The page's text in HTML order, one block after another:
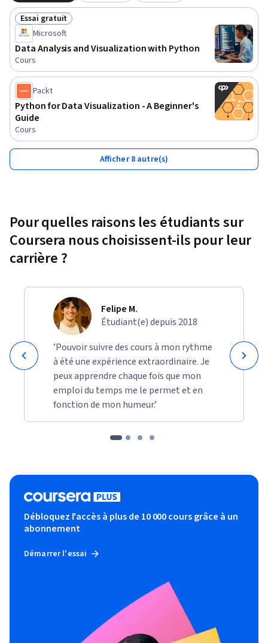
Statut : Essai gratuit
Essai gratuit
Microsoft
Data Analysis and Visualization with Python
Cours
Packt
Python for Data Visualization - A Beginner's
Guide
Cours
Afficher 8 autre(s)
Pour quelles raisons les étudiants sur
Coursera nous choisissent-ils pour leur
carrière ?
Felipe M.
Étudiant(e) depuis 2018
’Pouvoir suivre des cours à mon rythme
à été une expérience extraordinaire. Je
peux apprendre chaque fois que mon
emploi du temps me le permet et en
fonction de mon humeur.’
Débloquez l'accès à plus de 10 000 cours grâce à un
abonnement
Démarrer l'essai